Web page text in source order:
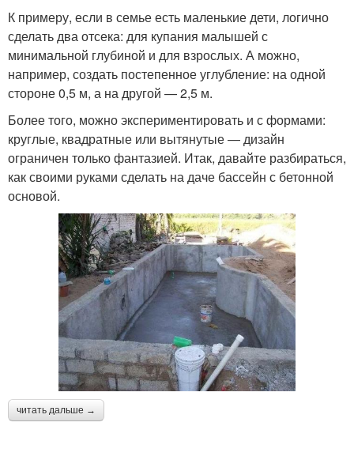
К примеру, если в семье есть маленькие дети, логично
сделать два отсека: для купания малышей с
минимальной глубиной и для взрослых. А можно,
например, создать постепенное углубление: на одной
стороне 0,5 м, а на другой — 2,5 м.
Более того, можно экспериментировать и с формами:
круглые, квадратные или вытянутые — дизайн
ограничен только фантазией. Итак, давайте разбираться,
как своими руками сделать на даче бассейн с бетонной
основой.
читать дальше →